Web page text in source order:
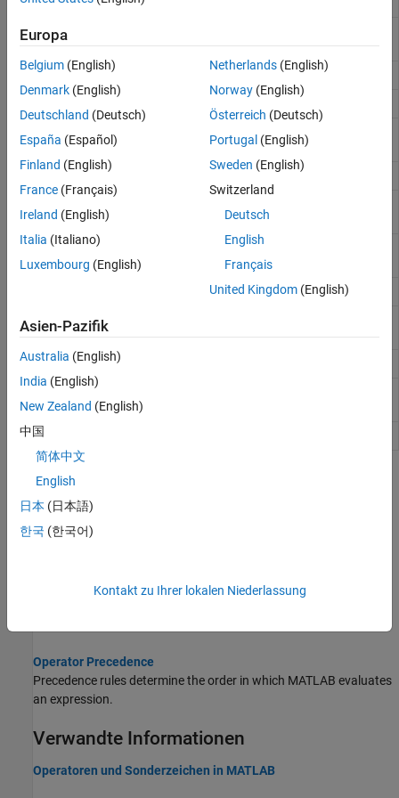
&
Short-
Circuit &&
Short-
Circuit ||
Logical OR with short-circuiting
Find logical exclusive-OR
any
Ermitteln, ob eines der Array-Element ungleich
null ist
Logical 0 (false)
find
Elementen ungleich null
islogical
logical
Werte
true
Themen
Auffinden von Array-Elementen, die Bedingungen erfüllen
Dieses Beispiel zeigt, wie Sie die Elemente eines Arrays filtern
Reduce Logical Arrays to Single Value
Operator Precedence
Precedence rules determine the order in which MATLAB evaluates
an expression.
Verwandte Informationen
Operatoren und Sonderzeichen in MATLAB
Europa
Belgium (English)
Denmark (English)
Deutschland (Deutsch)
España (Español)
Finland (English)
France (Français)
Ireland (English)
Italia (Italiano)
Luxembourg (English)
Netherlands(English)
Norway(English)
Österreich (Deutsch)
Portugal (English)
Sweden (English)
Switzerland
Deutsch
English
Français
United Kingdom(English)
Asien-Pazifik
Australia (English)
India (English)
New Zealand (English)
中国
简体中文
English
日本 (日本語)
한국 (한국어)
Kontakt zu Ihrer lokalen Niederlassung